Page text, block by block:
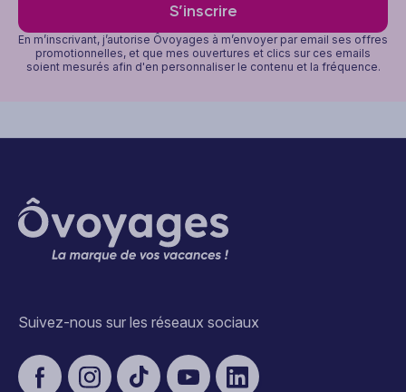
S’inscrire
En m’inscrivant, j’autorise Ôvoyages à m’envoyer par email ses offres
promotionnelles, et que mes ouvertures et clics sur ces emails
soient mesurés afin d'en personnaliser le contenu et la fréquence.
Suivez-nous sur les réseaux sociaux